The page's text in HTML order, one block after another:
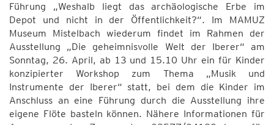
Führung „Weshalb liegt das archäologische Erbe im
Depot und nicht in der Öffentlichkeit?“. Im MAMUZ
Museum Mistelbach wiederum findet im Rahmen der
Ausstellung „Die geheimnisvolle Welt der Iberer“ am
Sonntag, 26. April, ab 13 und 15.10 Uhr ein für Kinder
konzipierter Workshop zum Thema „Musik und
Instrumente der Iberer“ statt, bei dem die Kinder im
Anschluss an eine Führung durch die Ausstellung ihre
eigene Flöte basteln können. Nähere Informationen für